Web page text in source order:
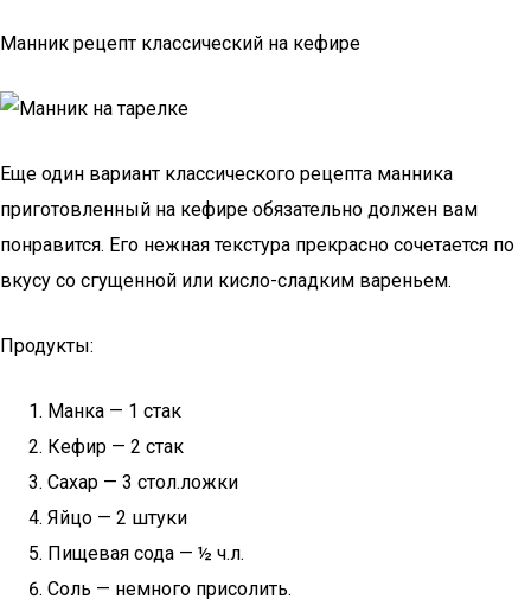
Манник рецепт классический на кефире
Еще один вариант классического рецепта манника
приготовленный на кефире обязательно должен вам
понравится. Его нежная текстура прекрасно сочетается по
вкусу со сгущенной или кисло-сладким вареньем.
Продукты:
Манка — 1 стак
Кефир — 2 стак
Сахар — 3 стол.ложки
Яйцо — 2 штуки
Пищевая сода — ½ ч.л.
Соль — немного присолить.